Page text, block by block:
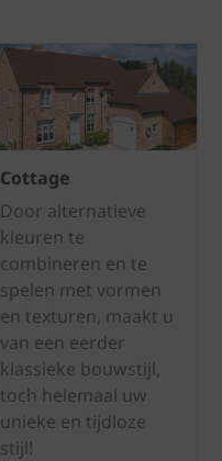
Cottage
Door alternatieve
kleuren te
combineren en te
spelen met vormen
en texturen, maakt u
van een eerder
klassieke bouwstijl,
toch helemaal uw
unieke en tijdloze
stijl!